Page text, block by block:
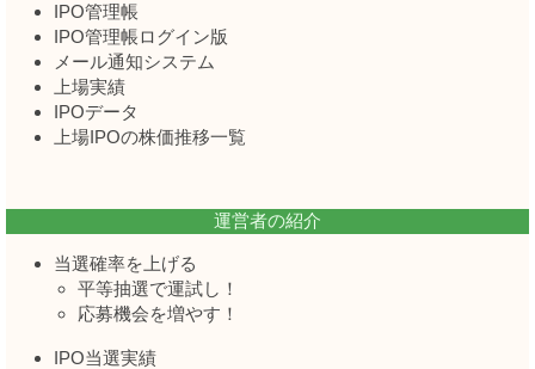
IPO管理帳
IPO管理帳ログイン版
メール通知システム
上場実績
IPOデータ
上場IPOの株価推移一覧
運営者の紹介
当選確率を上げる
平等抽選で運試し！
応募機会を増やす！
IPO当選実績